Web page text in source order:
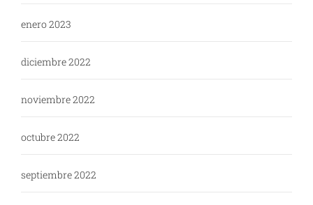
enero 2023
diciembre 2022
noviembre 2022
octubre 2022
septiembre 2022